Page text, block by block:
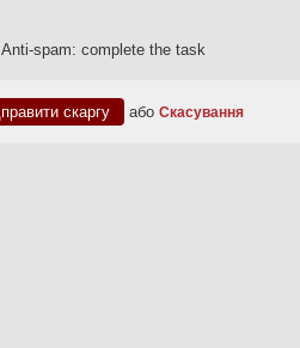
Anti-spam: complete the task
абоСкасування